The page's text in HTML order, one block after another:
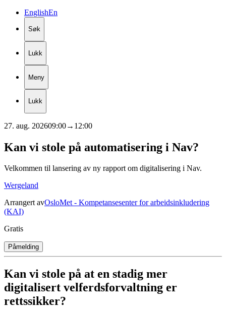
EnglishEn
Søk
Lukk
Meny
Lukk
27. aug. 202609:00→ 12:00
Kan vi stole på automatisering i Nav?
Velkommen til lansering av ny rapport om digitalisering i Nav.
Wergeland
Arrangert avOsloMet - Kompetansesenter for arbeidsinkludering
(KAI)
Gratis
Påmelding
Kan vi stole på at en stadig mer
digitalisert velferdsforvaltning er
rettssikker?